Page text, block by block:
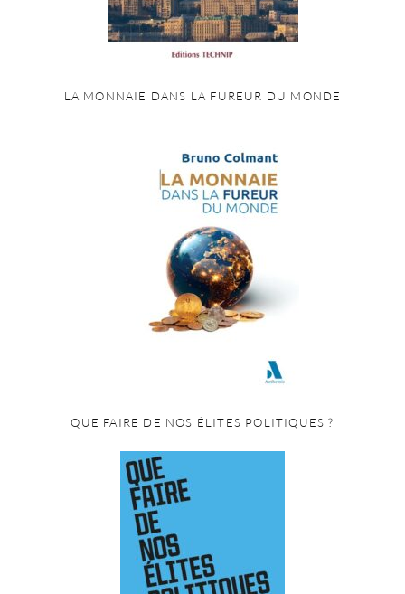
LA MONNAIE DANS LA FUREUR DU MONDE
QUE FAIRE DE NOS ÉLITES POLITIQUES ?